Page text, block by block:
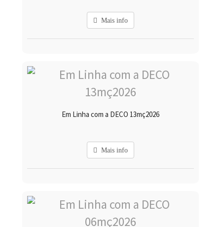
Mais info
Em Linha com a DECO 13mç2026
Mais info